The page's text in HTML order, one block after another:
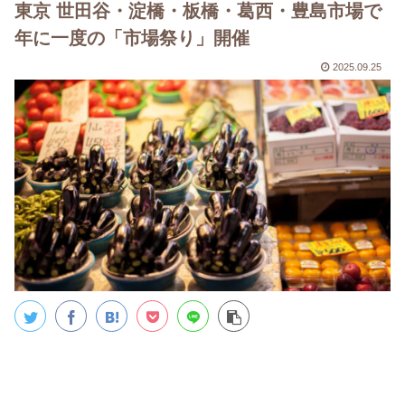
東京 世田谷・淀橋・板橋・葛西・豊島市場で
年に一度の「市場祭り」開催
2025.09.25